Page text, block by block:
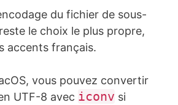
du fichier de sous-
le choix le plus propre,
accents français.
vous pouvez convertir
UTF-8 avec iconv si